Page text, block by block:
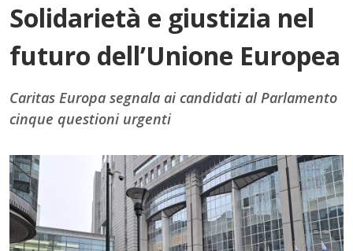
Solidarietà e giustizia nel
futuro dell’Unione Europea
Caritas Europa segnala ai candidati al Parlamento
cinque questioni urgenti